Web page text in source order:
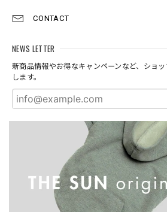
CONTACT
NEWS LETTER
新商品情報やお得なキャンペーンなど、ショ
します。